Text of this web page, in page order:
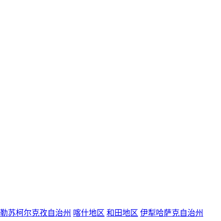
苏柯尔克孜自治州 喀什地区 和田地区 伊犁哈萨克自治州